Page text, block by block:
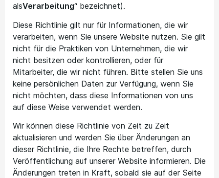
alsVerarbeitung“ bezeichnet).
Diese Richtlinie gilt nur für Informationen, die wir
verarbeiten, wenn Sie unsere Website nutzen. Sie gilt
nicht für die Praktiken von Unternehmen, die wir
nicht besitzen oder kontrollieren, oder für
Mitarbeiter, die wir nicht führen. Bitte stellen Sie uns
keine persönlichen Daten zur Verfügung, wenn Sie
nicht möchten, dass diese Informationen von uns
auf diese Weise verwendet werden.
Wir können diese Richtlinie von Zeit zu Zeit
aktualisieren und werden Sie über Änderungen an
dieser Richtlinie, die Ihre Rechte betreffen, durch
Veröffentlichung auf unserer Website informieren. Die
Änderungen treten in Kraft, sobald sie auf der Seite